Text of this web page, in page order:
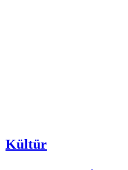
Kültür